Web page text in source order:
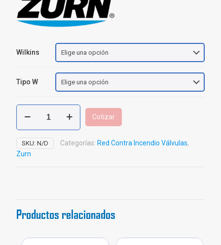
Wilkins
Tipo W
Válvula
Reductora
de
Presión
Zurn
Cotizar
SKU: N/D Categorías: Red Contra Incendio Válvulas,
Zurn
Productos relacionados